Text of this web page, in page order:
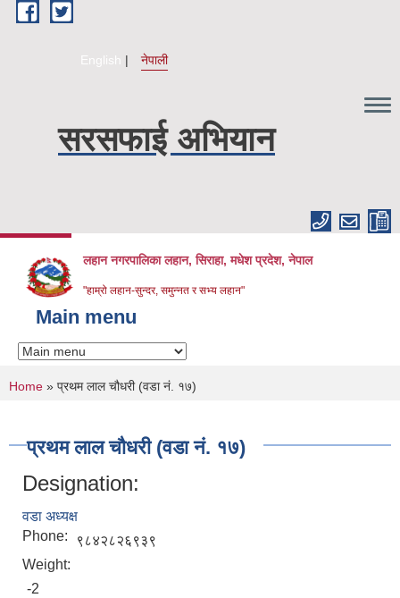
Skip to main content
English नेपाली
सरसफाई अभियान
लहान नगरपालिका लहान, सिराहा, मधेश प्रदेश, नेपाल
"हाम्रो लहान-सुन्दर, समुन्नत र सभ्य लहान"
Main menu
You are here
Home » प्रथम लाल चौधरी (वडा नं. १७)
प्रथम लाल चौधरी (वडा नं. १७)
Designation:
वडा अध्यक्ष
Phone:
९८४२८२६९३९
Weight:
-2